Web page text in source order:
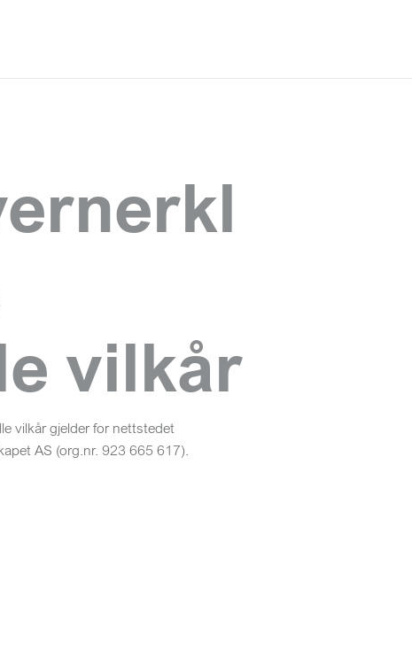
vilkår
vilkår gjelder for nettstedet
AS (org.nr. 923 665 617).